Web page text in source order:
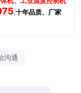
.十年品质、厂家
沟通